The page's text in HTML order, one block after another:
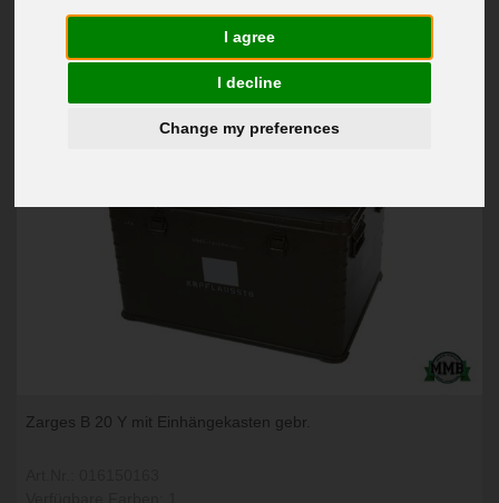
I agree
I decline
Change my preferences
Zarges B 20 Y mit Einhängekasten gebr.